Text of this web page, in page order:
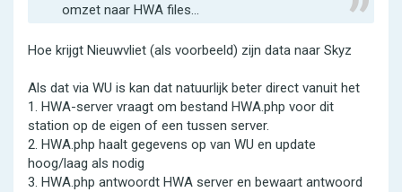
omzet naar HWA files...
Hoe krijgt Nieuwvliet (als voorbeeld) zijn data naar Skyz
Als dat via WU is kan dat natuurlijk beter direct vanuit het
1. HWA-server vraagt om bestand HWA.php voor dit
station op de eigen of een tussen server.
2. HWA.php haalt gegevens op van WU en update
hoog/laag als nodig
3. HWA.php antwoordt HWA server en bewaart antwoord